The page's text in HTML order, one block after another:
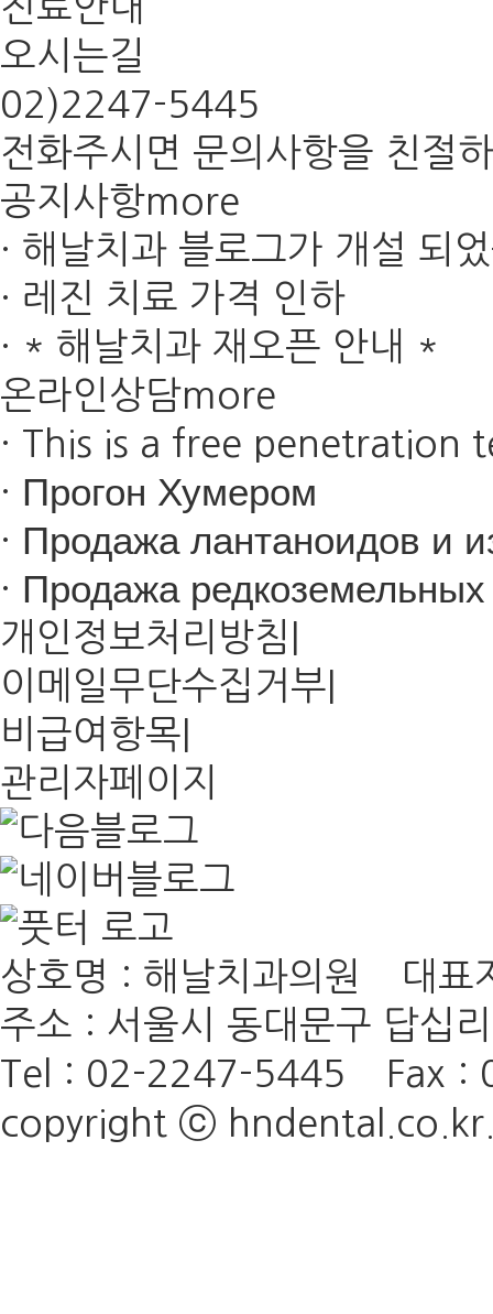
오시는길
02)2247-5445
전화주시면 문의사항을 친절
공지사항more
· 해날치과 블로그가 개설 되
· 레진 치료 가격 인하
· * 해날치과 재오픈 안내 *
온라인상담more
· This is a free penetration
· Прогон Хумером
· Продажа лантаноидов и
· Продажа
개인정보처리방침
이메일무단수집거부
비급여항목
관리자페이지
상호명 : 해날치과의원 대
주소 : 서울시 동대문구 답
Tel : 02-2247-5445 Fax :
copyright ⓒ